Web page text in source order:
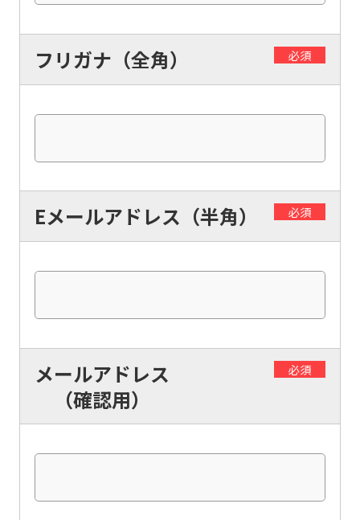
フリガナ（全角） 必須
Eメールアドレス（半角） 必須
メールアドレス
（確認用）
必須